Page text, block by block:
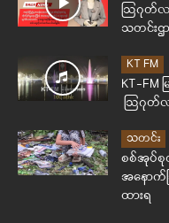
ဩဂုတ်လ
သတင်းဌ
KT FM
KT-FM
ဩဂုတ်လ
သတင်း
စစ်အုပ်စု
အနောက်
ထားရ